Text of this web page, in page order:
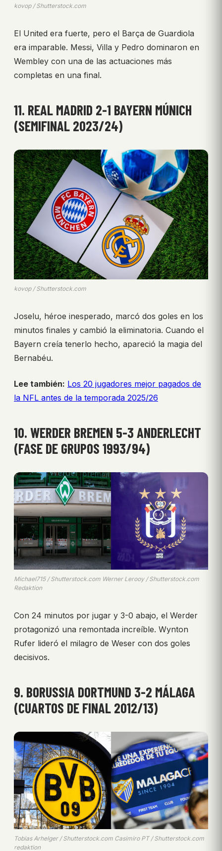
kovop / Shutterstock.com
El United era fuerte, pero el Barça de Guardiola
era imparable. Messi, Villa y Pedro dominaron en
Wembley con una de las actuaciones más
completas en una final.
11. REAL MADRID 2-1 BAYERN MÚNICH
(SEMIFINAL 2023/24)
kovop / Shutterstock.com
Joselu, héroe inesperado, marcó dos goles en los
minutos finales y cambió la eliminatoria. Cuando el
Bayern creía tenerlo hecho, apareció la magia del
Bernabéu.
Lee también: Los 20 jugadores mejor pagados de
la NFL antes de la temporada 2025/26
10. WERDER BREMEN 5-3 ANDERLECHT
(FASE DE GRUPOS 1993/94)
Michael715 / Shutterstock.com Werner Lerooy / Shutterstock.com
Redaktion
Con 24 minutos por jugar y 3-0 abajo, el Werder
protagonizó una remontada increíble. Wynton
Rufer lideró el milagro de Weser con dos goles
decisivos.
9. BORUSSIA DORTMUND 3-2 MÁLAGA
(CUARTOS DE FINAL 2012/13)
Tobias Arhelger / Shutterstock.com Casimiro PT / Shutterstock.com
redaktion